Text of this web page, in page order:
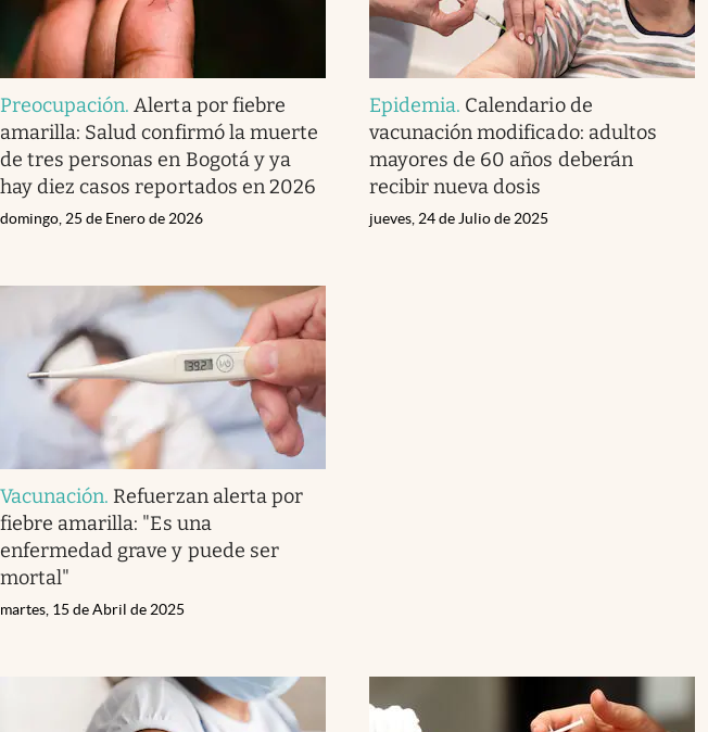
Preocupación.Alerta por fiebre
amarilla: Salud confirmó la muerte
de tres personas en Bogotá y ya
hay diez casos reportados en 2026
domingo, 25 de Enero de 2026
Epidemia. Calendario de
vacunación modificado: adultos
mayores de 60 años deberán
recibir nueva dosis
jueves, 24 de Julio de 2025
Vacunación. Refuerzan alerta por
fiebre amarilla: "Es una
enfermedad grave y puede ser
mortal"
martes, 15 de Abril de 2025